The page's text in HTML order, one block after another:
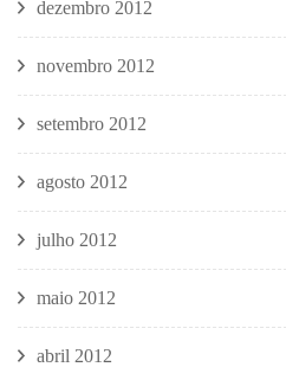
dezembro 2012
novembro 2012
setembro 2012
agosto 2012
julho 2012
maio 2012
abril 2012